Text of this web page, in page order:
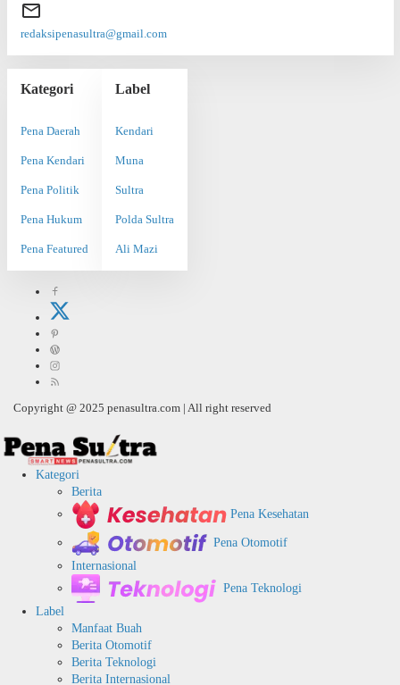
redaksipenasultra@gmail.com
Kategori
Pena Daerah
Pena Kendari
Pena Politik
Pena Hukum
Pena Featured
Label
Kendari
Muna
Sultra
Polda Sultra
Ali Mazi
Copyright @ 2025 penasultra.com | All right reserved
Kategori
Berita
Pena Kesehatan
Pena Otomotif
Internasional
Pena Teknologi
Label
Manfaat Buah
Berita Otomotif
Berita Teknologi
Berita Internasional